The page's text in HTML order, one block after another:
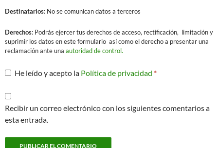
Destinatarios: No se comunican datos a terceros
Derechos: Podrás ejercer tus derechos de acceso, rectificación, limitación y
suprimir los datos en este formulario así como el derecho a presentar una
reclamación ante una autoridad de control.
He leído y acepto la Política de privacidad *
Recibir un correo electrónico con los siguientes comentarios a
esta entrada.